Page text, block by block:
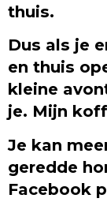
thuis.
Dus als je
en thuis
kleine
je. Mijn
Je kan
geredde
Facebook